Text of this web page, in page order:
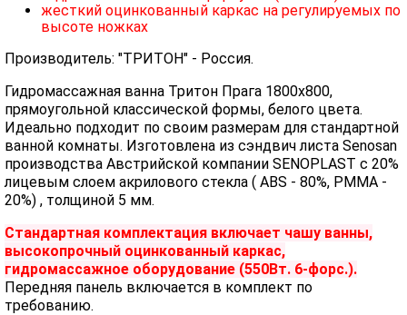
жесткий оцинкованный каркас на регулируемых по
высоте ножках
Производитель: "ТРИТОН" - Россия.
Гидромассажная ванна Тритон Прага 1800х800,
прямоугольной классической формы, белого цвета.
Идеально подходит по своим размерам для стандартной
ванной комнаты. Изготовлена из сэндвич листа Senosan
производства Австрийской компании SENOPLAST c 20%
лицевым слоем акрилового стекла ( ABS - 80%, PMMA -
20%) , толщиной 5 мм.
Стандартная комплектация включает чашу ванны,
высокопрочный оцинкованный каркас,
гидромассажное оборудование (550Вт. 6-форс.).
Передняя панель включается в комплект по
требованию.